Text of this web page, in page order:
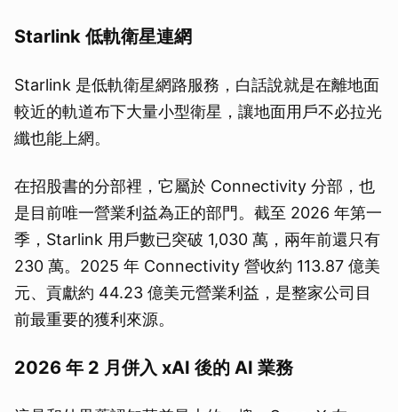
Starlink 低軌衛星連網
Starlink 是低軌衛星網路服務，白話說就是在離地面
較近的軌道布下大量小型衛星，讓地面用戶不必拉光
纖也能上網。
在招股書的分部裡，它屬於 Connectivity 分部，也
是目前唯一營業利益為正的部門。截至 2026 年第一
季，Starlink 用戶數已突破 1,030 萬，兩年前還只有
230 萬。2025 年 Connectivity 營收約 113.87 億美
元、貢獻約 44.23 億美元營業利益，是整家公司目
前最重要的獲利來源。
2026 年 2 月併入 xAI 後的 AI 業務